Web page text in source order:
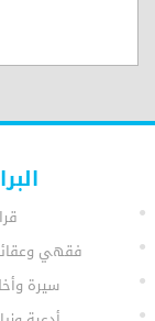
فقهي
سيرة